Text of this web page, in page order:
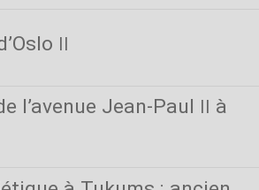
l’avenue Jean-Paul
à